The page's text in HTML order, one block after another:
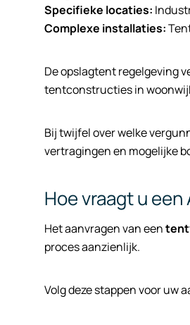
Specifieke locaties:
Complexe installaties:
De opslagtent regelgeving
tentconstructies in
Bij twijfel over welke
vertragingen en mogelijke
Hoe vraagt u
Het aanvragen van een
proces aanzienlijk.
Volg deze stappen voor uw